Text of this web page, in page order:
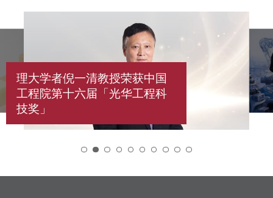
理大学者倪一清教授荣获中国
工程院第十六届「光华工程科
技奖」